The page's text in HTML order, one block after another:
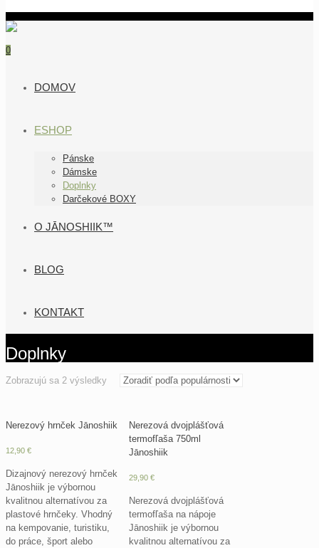
0
DOMOV
ESHOP
Pánske
Dámske
Doplnky
Darčekové BOXY
O JĀNOSHIIK™
BLOG
KONTAKT
Doplnky
Zobrazujú sa 2 výsledky Zoradené
Nerezový hrnček Jānoshiik
12,90 €
Dizajnový nerezový hrnček
Jānoshiik je výbornou
kvalitnou alternatívou za
plastové hrnčeky. Vhodný
na kempovanie, turistiku,
do práce, šport alebo
Nerezová dvojplášťová
termofľaša 750ml
Jānoshiik
29,90 €
Nerezová dvojplášťová
termofľaša na nápoje
Jānoshiik je výbornou
kvalitnou alternatívou za